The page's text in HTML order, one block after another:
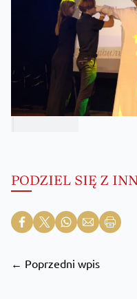
PODZIEL SIĘ Z
← Poprzedni wpis